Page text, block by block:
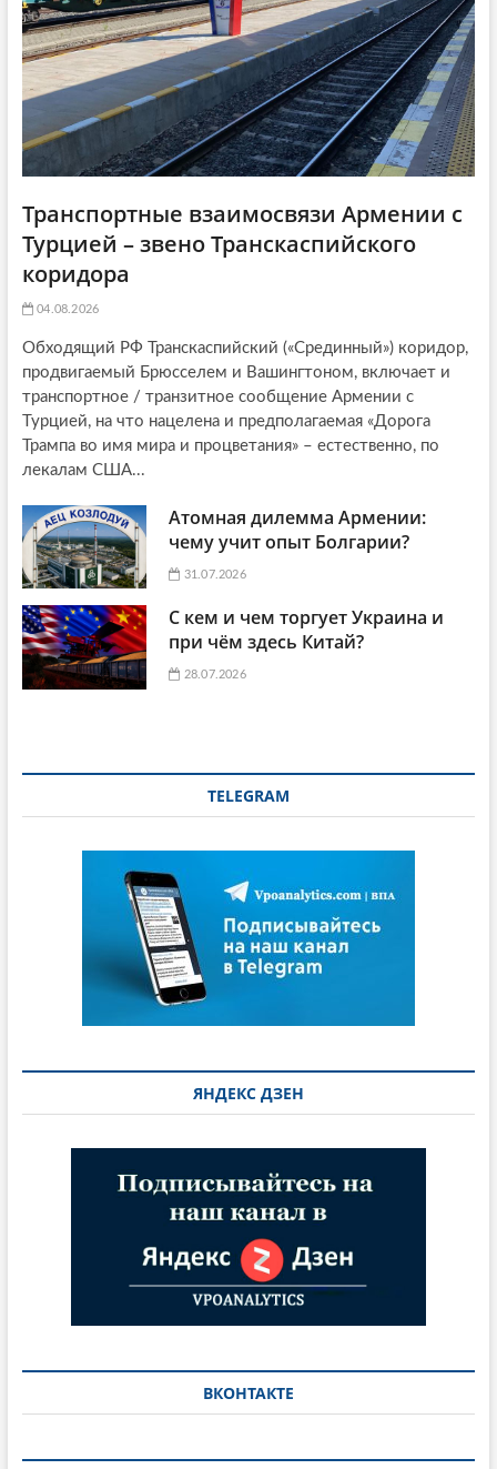
o
n
Транспортные взаимосвязи Армении с
Турцией – звено Транскаспийского
коридора
04.08.2026
Обходящий РФ Транскаспийский («Срединный») коридор,
продвигаемый Брюсселем и Вашингтоном, включает и
транспортное / транзитное сообщение Армении с
Турцией, на что нацелена и предполагаемая «Дорога
Трампа во имя мира и процветания» – естественно, по
лекалам США...
Атомная дилемма Армении:
чему учит опыт Болгарии?
31.07.2026
С кем и чем торгует Украина и
при чём здесь Китай?
28.07.2026
TELEGRAM
ЯНДЕКС ДЗЕН
ВКОНТАКТЕ